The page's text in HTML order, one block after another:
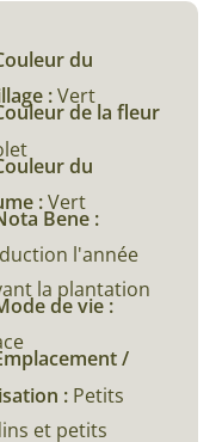
du
:Vert
de la fleur
du
:Vert
Bene :
l'année
la plantation
de vie :
/
: Petits
et petits